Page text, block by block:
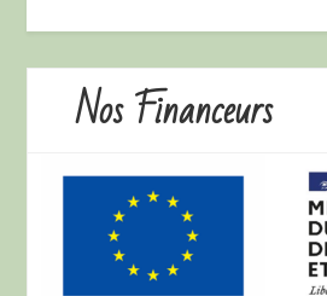
Nos Financeurs